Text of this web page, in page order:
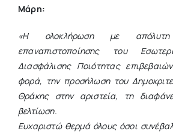
Μάρη:
«Η ολοκλήρωση με
επαναπιστοποίησης του
Διασφάλισης Ποιότητας
φορά, την προσήλωση του
Θράκης στην αριστεία, τη
βελτίωση.
Ευχαριστώ θερμά όλους όσοι